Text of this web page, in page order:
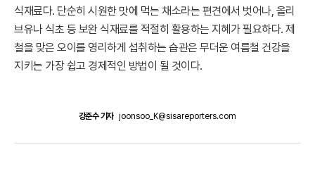
식재료다. 단순히 시원한 맛에 먹는 채소라는 편견에서 벗어나, 올리
브유나 식초 등 보완 식재료를 적절히 활용하는 지혜가 필요하다. 제
철을 맞은 오이를 영리하게 섭취하는 습관은 무더운 여름철 건강을
지키는 가장 쉽고 경제적인 방법이 될 것이다.
강준수 기자 joonsoo_K@sisareporters.com